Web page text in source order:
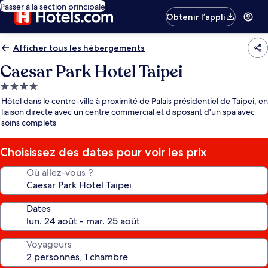
Passer à la section principale
Obtenir l’appli
Afficher tous les hébergements
Caesar Park Hotel Taipei
Hébergement
4.0 étoiles
Hôtel dans le centre-ville à proximité de Palais présidentiel de Taipei, en
liaison directe avec un centre commercial et disposant d'un spa avec
soins complets
Choisissez des dates pour voir les prix
Où allez-vous ?
Dates
Voyageurs